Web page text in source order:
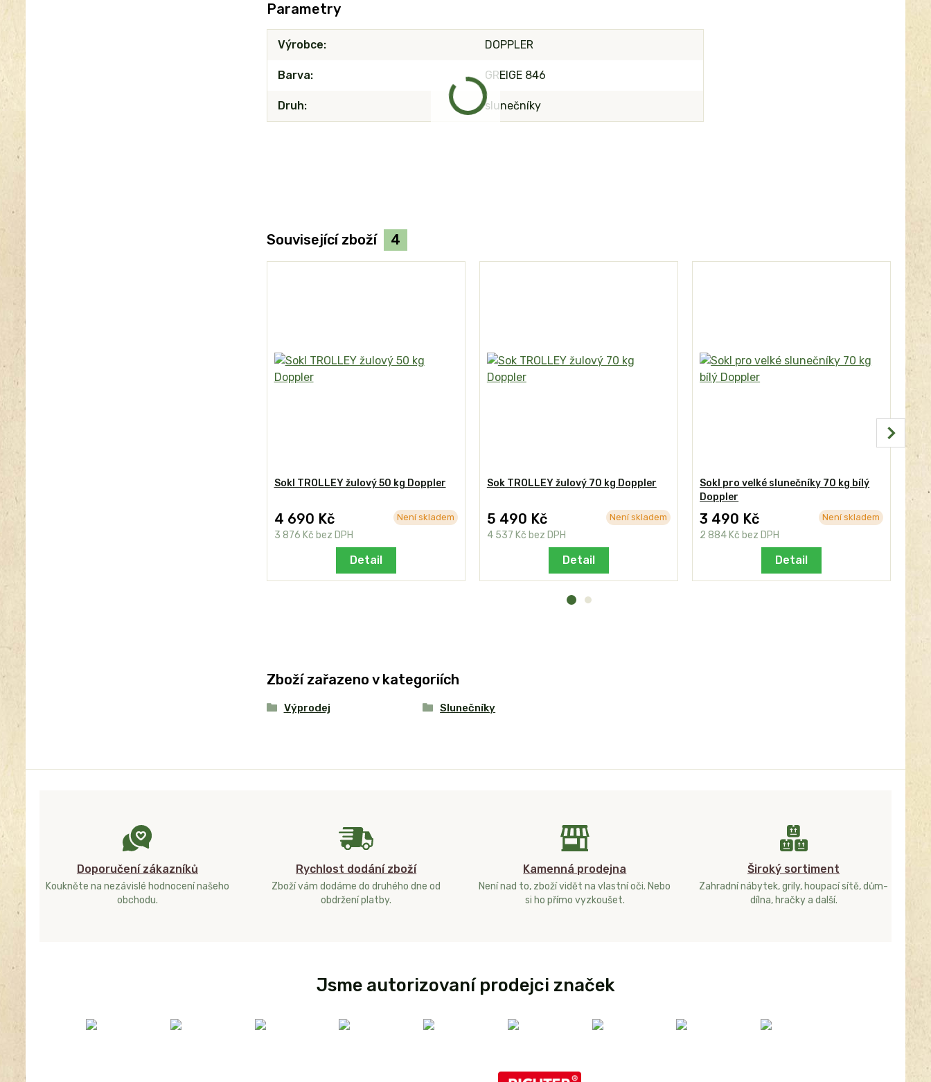
Parametry
Výrobce DOPPLER
Barva GREIGE 846
Druh slunečníky
Související zboží 4
Sokl TROLLEY žulový 50 kg Doppler
4 690 Kč
3 876 Kč bez DPH
Není skladem
Detail
Sok TROLLEY žulový 70 kg Doppler
5 490 Kč
4 537 Kč bez DPH
Není skladem
Detail
Sokl pro velké slunečníky 70 kg bílý
Doppler
3 490 Kč
2 884 Kč bez DPH
Není skladem
Detail
3
Zboží zařazeno v kategoriích
Výprodej Slunečníky
Doporučení zákazníků
Koukněte na nezávislé hodnocení našeho
obchodu.
Rychlost dodání zboží
Zboží vám dodáme do druhého dne od
obdržení platby.
Kamenná prodejna
Není nad to, zboží vidět na vlastní oči. Nebo
si ho přímo vyzkoušet.
Široký sortiment
Zahradní nábytek, grily, houpací sítě, dům-
dílna, hračky a další.
Jsme autorizovaní prodejci značek